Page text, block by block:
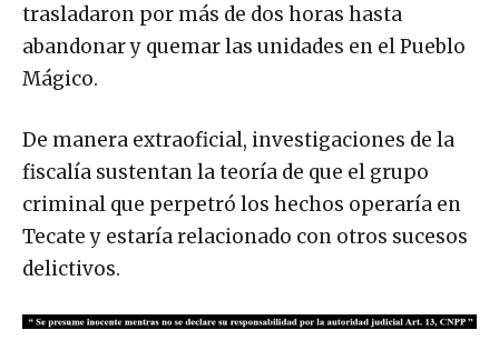
trasladaron por más de dos horas hasta
abandonar y quemar las unidades en el Pueblo
Mágico.
De manera extraoficial, investigaciones de la
fiscalía sustentan la teoría de que el grupo
criminal que perpetró los hechos operaría en
Tecate y estaría relacionado con otros sucesos
delictivos.